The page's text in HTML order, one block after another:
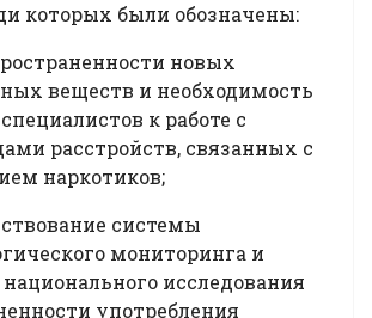
которых были обозначены:
новых
веществ и необходимость
к работе с
расстройств, связанных с
наркотиков;
системы
мониторинга и
исследования
употребления